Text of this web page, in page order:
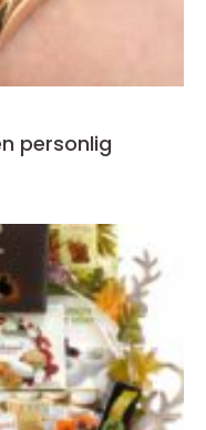
personlig